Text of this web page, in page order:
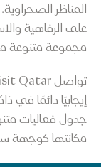
المناظر
على الرفاهية
مجموعة متنوعة
إيجابيًا دائمًا في
جدول فعاليات
مكانتها كوجهة